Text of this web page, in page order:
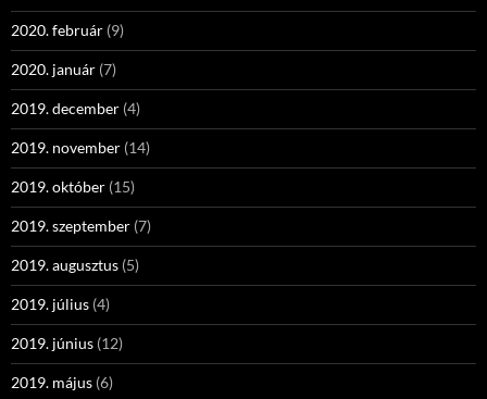
2020. február (9)
2020. január (7)
2019. december (4)
2019. november (14)
2019. október (15)
2019. szeptember (7)
2019. augusztus (5)
2019. július (4)
2019. június (12)
2019. május (6)